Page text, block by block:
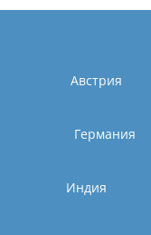
Австрия
Германия
Индия